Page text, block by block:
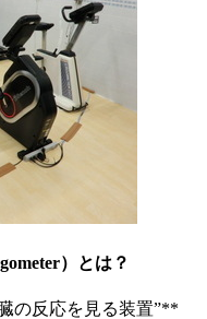
）とは？
の反応を見る装置”**